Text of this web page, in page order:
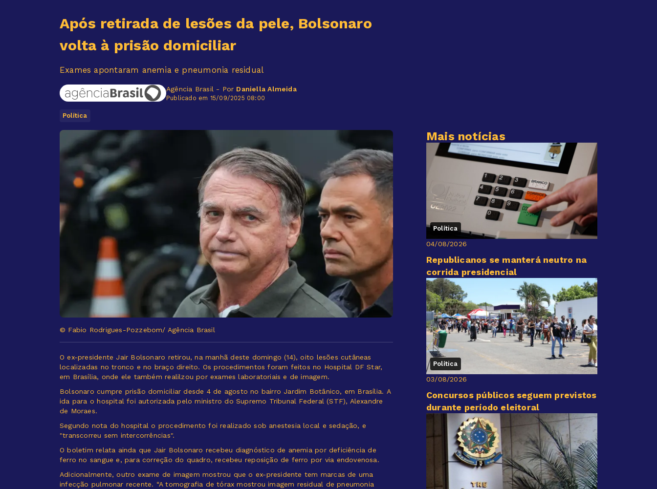
Após retirada de lesões da pele, Bolsonaro
volta à prisão domiciliar
Exames apontaram anemia e pneumonia residual
Agência Brasil - Por Daniella Almeida
Publicado em 15/09/2025 08:00
Política
© Fabio Rodrigues-Pozzebom/ Agência Brasil
O ex-presidente Jair Bolsonaro retirou, na manhã deste domingo (14), oito lesões cutâneas
localizadas no tronco e no braço direito. Os procedimentos foram feitos no Hospital DF Star,
em Brasília, onde ele também realilzou por exames laboratoriais e de imagem.
Bolsonaro cumpre prisão domiciliar desde 4 de agosto no bairro Jardim Botânico, em Brasília. A
ida para o hospital foi autorizada pelo ministro do Supremo Tribunal Federal (STF), Alexandre
de Moraes.
Segundo nota do hospital o procedimento foi realizado sob anestesia local e sedação, e
"transcorreu sem intercorrências".
O boletim relata ainda que Jair Bolsonaro recebeu diagnóstico de anemia por deficiência de
ferro no sangue e, para correção do quadro, recebeu reposição de ferro por via endovenosa.
Adicionalmente, outro exame de imagem mostrou que o ex-presidente tem marcas de uma
infecção pulmonar recente. “A tomografia de tórax mostrou imagem residual de pneumonia
Mais notícias
Política
04/08/2026
Republicanos se manterá neutro na
corrida presidencial
Política
03/08/2026
Concursos públicos seguem previstos
durante período eleitoral